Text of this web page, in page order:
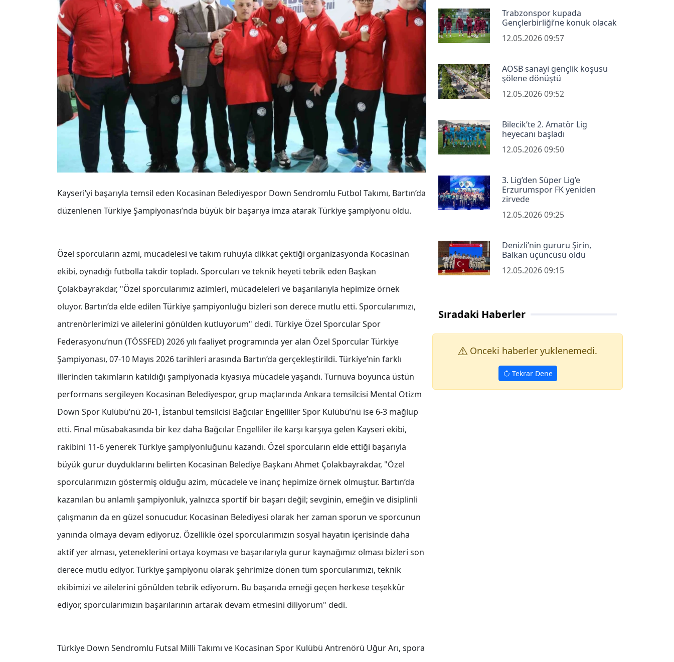
Kayseri’yi başarıyla temsil eden Kocasinan Belediyespor Down Sendromlu Futbol Takımı, Bartın’da
düzenlenen Türkiye Şampiyonası’nda büyük bir başarıya imza atarak Türkiye şampiyonu oldu.
Özel sporcuların azmi, mücadelesi ve takım ruhuyla dikkat çektiği organizasyonda Kocasinan
ekibi, oynadığı futbolla takdir topladı. Sporcuları ve teknik heyeti tebrik eden Başkan
Çolakbayrakdar, "Özel sporcularımız azimleri, mücadeleleri ve başarılarıyla hepimize örnek
oluyor. Bartın’da elde edilen Türkiye şampiyonluğu bizleri son derece mutlu etti. Sporcularımızı,
antrenörlerimizi ve ailelerini gönülden kutluyorum" dedi. Türkiye Özel Sporcular Spor
Federasyonu’nun (TÖSSFED) 2026 yılı faaliyet programında yer alan Özel Sporcular Türkiye
Şampiyonası, 07-10 Mayıs 2026 tarihleri arasında Bartın’da gerçekleştirildi. Türkiye’nin farklı
illerinden takımların katıldığı şampiyonada kıyasıya mücadele yaşandı. Turnuva boyunca üstün
performans sergileyen Kocasinan Belediyespor, grup maçlarında Ankara temsilcisi Mental Otizm
Down Spor Kulübü’nü 20-1, İstanbul temsilcisi Bağcılar Engelliler Spor Kulübü’nü ise 6-3 mağlup
etti. Final müsabakasında bir kez daha Bağcılar Engelliler ile karşı karşıya gelen Kayseri ekibi,
rakibini 11-6 yenerek Türkiye şampiyonluğunu kazandı. Özel sporcuların elde ettiği başarıyla
büyük gurur duyduklarını belirten Kocasinan Belediye Başkanı Ahmet Çolakbayrakdar, "Özel
sporcularımızın göstermiş olduğu azim, mücadele ve inanç hepimize örnek olmuştur. Bartın’da
kazanılan bu anlamlı şampiyonluk, yalnızca sportif bir başarı değil; sevginin, emeğin ve disiplinli
çalışmanın da en güzel sonucudur. Kocasinan Belediyesi olarak her zaman sporun ve sporcunun
yanında olmaya devam ediyoruz. Özellikle özel sporcularımızın sosyal hayatın içerisinde daha
aktif yer alması, yeteneklerini ortaya koyması ve başarılarıyla gurur kaynağımız olması bizleri son
derece mutlu ediyor. Türkiye şampiyonu olarak şehrimize dönen tüm sporcularımızı, teknik
ekibimizi ve ailelerini gönülden tebrik ediyorum. Bu başarıda emeği geçen herkese teşekkür
ediyor, sporcularımızın başarılarının artarak devam etmesini diliyorum" dedi.
Türkiye Down Sendromlu Futsal Milli Takımı ve Kocasinan Spor Kulübü Antrenörü Uğur Arı, spora
Trabzonspor kupada
Gençlerbirliği’ne konuk olacak
12.05.2026 09:57
AOSB sanayi gençlik koşusu
şölene dönüştü
12.05.2026 09:52
Bilecik’te 2. Amatör Lig
heyecanı başladı
12.05.2026 09:50
3. Lig’den Süper Lig’e
Erzurumspor FK yeniden
zirvede
12.05.2026 09:25
Denizli’nin gururu Şirin,
Balkan üçüncüsü oldu
12.05.2026 09:15
Sıradaki Haberler
Onceki haberler yuklenemedi.
Tekrar Dene